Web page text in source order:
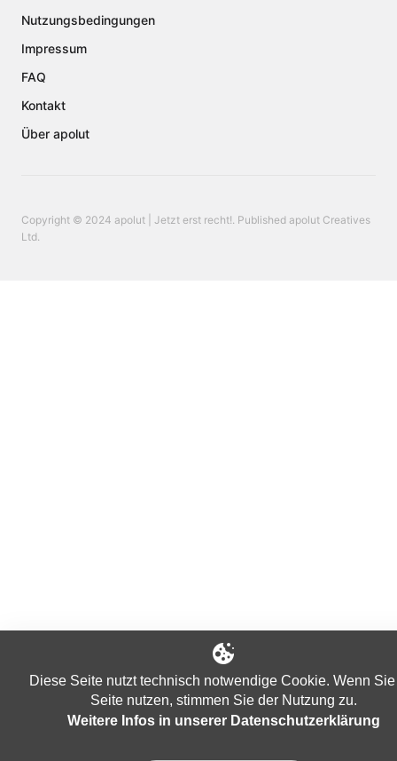
Nutzungsbedingungen
Impressum
FAQ
Kontakt
Über apolut
Copyright © 2024 apolut | Jetzt erst recht!. Published apolut Creatives
Ltd.
Diese Seite nutzt technisch notwendige Cookie. Wenn
Seite nutzen, stimmen Sie der Nutzung zu.
Weitere Infos in unserer Datenschutzerklärung